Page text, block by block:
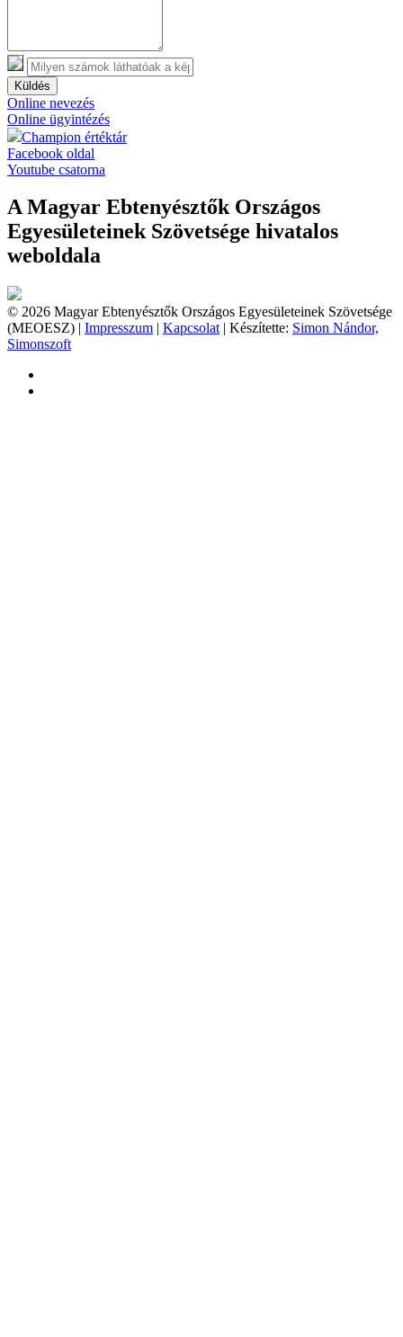
Küldés
Online nevezés
Online ügyintézés
Champion értéktár
Facebook oldal
Youtube csatorna
A Magyar Ebtenyésztők Országos
Egyesületeinek Szövetsége hivatalos
weboldala
© 2026 Magyar Ebtenyésztők Országos Egyesületeinek Szövetsége
(MEOESZ) | Impresszum | Kapcsolat | Készítette: Simon Nándor,
Simonszoft